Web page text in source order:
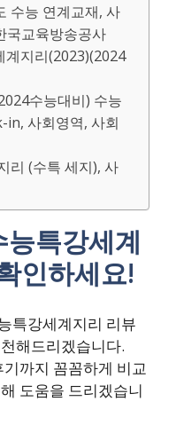
수능 연계교재, 사
국교육방송공사
계지리(2023)(2024
수능대비) 수능
사회영역, 사회
리 (수특 세지), 사
특강세계
인하세요!
특강세계지리 리뷰
해드리겠습니다.
까지 꼼꼼하게 비교
도움을 드리겠습니